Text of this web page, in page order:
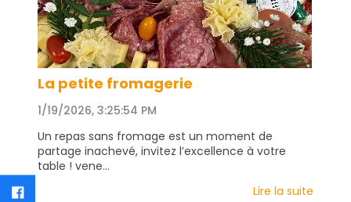
La petite fromagerie
1/19/2026, 3:25:54 PM
Un repas sans fromage est un moment de
partage inachevé, invitez l’excellence à votre
table ! vene...
Lire la suite